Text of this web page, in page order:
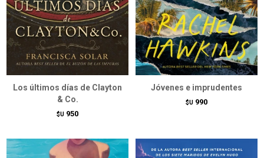
Los últimos días de Clayton
& Co.
$U 950
Jóvenes e imprudentes
$U 990